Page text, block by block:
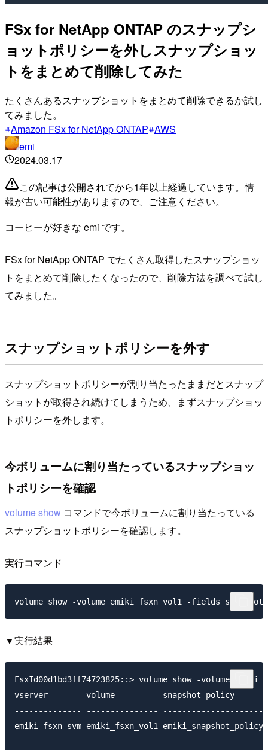
FSx for NetApp ONTAP のスナップシ
ョットポリシーを外しスナップショッ
トをまとめて削除してみた
たくさんあるスナップショットをまとめて削除できるか試し
てみました。
Amazon FSx for NetApp ONTAP AWS
emi
2024.03.17
この記事は公開されてから1年以上経過しています。情
報が古い可能性がありますので、ご注意ください。
コーヒーが好きな emi です。
FSx for NetApp ONTAP でたくさん取得したスナップショッ
トをまとめて削除したくなったので、削除方法を調べて試し
てみました。
スナップショットポリシーを外す
スナップショットポリシーが割り当たったままだとスナップ
ショットが取得され続けてしまうため、まずスナップショッ
トポリシーを外します。
今ボリュームに割り当たっているスナップショッ
トポリシーを確認
volume show コマンドで今ボリュームに割り当たっている
スナップショットポリシーを確認します。
実行コマンド
▼実行結果
FsxId00d1bd3ff74723825::> volume show -volume
vserver        volume          snapshot-policy
-------------- ---------------
emiki-fsxn-svm emiki_fsxn_vol1